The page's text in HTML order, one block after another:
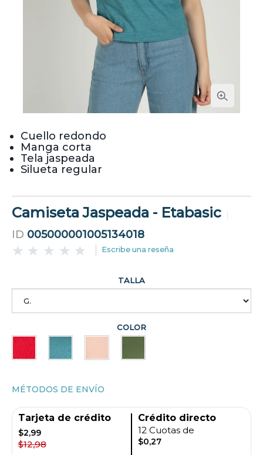
Cuello redondo
Manga corta
Tela jaspeada
Silueta regular
Camiseta Jaspeada - Etabasic
ID 005000001005134018
Escribe una reseña
TALLA
COLOR
MÉTODOS DE ENVÍO
Tarjeta de crédito
$2,99
$12,98
Crédito directo
12 Cuotas de
$0,27